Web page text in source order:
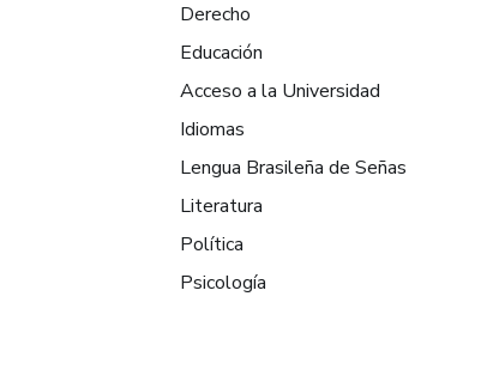
Derecho
Educación
Acceso a la Universidad
Idiomas
Lengua Brasileña de Señas
Literatura
Política
Psicología